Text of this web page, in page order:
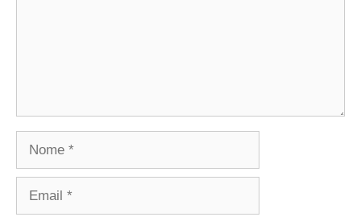
Nome
Email